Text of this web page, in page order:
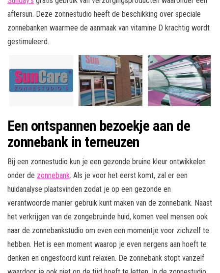
aftersun. Deze zonnestudio heeft de beschikking over speciale
zonnebanken waarmee de aanmaak van vitamine D krachtig wordt
gestimuleerd.
Een ontspannen bezoekje aan de
zonnebank in terneuzen
Bij een zonnestudio kun je een gezonde bruine kleur ontwikkelen
onder de zonnebank. Als je voor het eerst komt, zal er een
huidanalyse plaatsvinden zodat je op een gezonde en
verantwoorde manier gebruik kunt maken van de zonnebank. Naast
het verkrijgen van de zongebruinde huid, komen veel mensen ook
naar de zonnebankstudio om even een momentje voor zichzelf te
hebben. Het is een moment waarop je even nergens aan hoeft te
denken en ongestoord kunt relaxen. De zonnebank stopt vanzelf